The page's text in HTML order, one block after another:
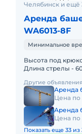
Челябинск и ещё
Аренда
WA6013-8F
Минимальное
Высота под
Длина стрелы -
максимальной
Другие объявления
Аренда
Цена по
Аренда
Цена по
Показать еще 33 из